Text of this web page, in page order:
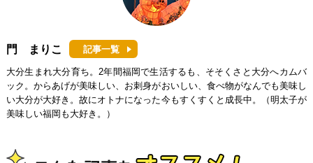
門 まりこ 記事一覧
大分生まれ大分育ち。2年間福岡で生活するも、そそくさと大分へカムバ
ック。からあげが美味しい、お刺身がおいしい、食べ物がなんでも美味し
い大分が大好き。故にオトナになった今もすくすくと成長中。（明太子が
美味しい福岡も大好き。）